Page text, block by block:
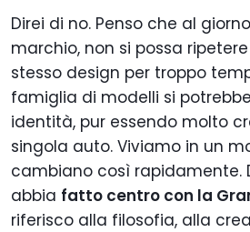
Direi di no. Penso che al
marchio, non si possa
stesso design per troppo
famiglia di modelli si
identità, pur essendo molto
singola auto. Viviamo in un
cambiano così rapidamente.
abbia fatto centro con la
riferisco alla filosofia, alla